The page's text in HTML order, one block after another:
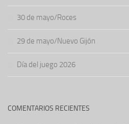
30 de mayo/Roces
29 de mayo/Nuevo Gijón
Día del juego 2026
COMENTARIOS RECIENTES